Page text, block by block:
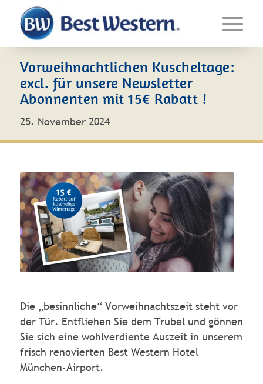
Vorweihnachtlichen Kuscheltage:
excl. für unsere Newsletter
Abonnenten mit 15€ Rabatt !
25. November 2024
Die „besinnliche“ Vorweihnachtszeit steht vor
der Tür. Entfliehen Sie dem Trubel und gönnen
Sie sich eine wohlverdiente Auszeit in unserem
frisch renovierten Best Western Hotel
München-Airport.